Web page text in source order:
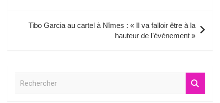
Tibo Garcia au cartel à Nîmes : « Il va falloir être à la
hauteur de l’évènement »